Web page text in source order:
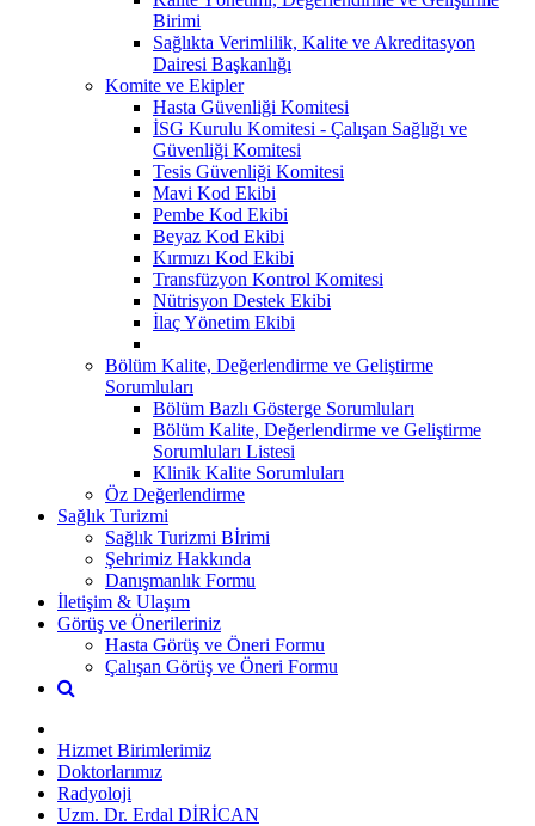
Birimi
Sağlıkta Verimlilik, Kalite ve Akreditasyon
Dairesi Başkanlığı
Komite ve Ekipler
Hasta Güvenliği Komitesi
İSG Kurulu Komitesi - Çalışan Sağlığı ve
Güvenliği Komitesi
Tesis Güvenliği Komitesi
Mavi Kod Ekibi
Pembe Kod Ekibi
Beyaz Kod Ekibi
Kırmızı Kod Ekibi
Transfüzyon Kontrol Komitesi
Nütrisyon Destek Ekibi
İlaç Yönetim Ekibi
Bölüm Kalite, Değerlendirme ve Geliştirme
Sorumluları
Bölüm Bazlı Gösterge Sorumluları
Bölüm Kalite, Değerlendirme ve Geliştirme
Sorumluları Listesi
Klinik Kalite Sorumluları
Öz Değerlendirme
Sağlık Turizmi
Sağlık Turizmi Bİrimi
Şehrimiz Hakkında
Danışmanlık Formu
İletişim & Ulaşım
Görüş ve Önerileriniz
Hasta Görüş ve Öneri Formu
Çalışan Görüş ve Öneri Formu
Hizmet Birimlerimiz
Doktorlarımız
Radyoloji
Uzm. Dr. Erdal DİRİCAN